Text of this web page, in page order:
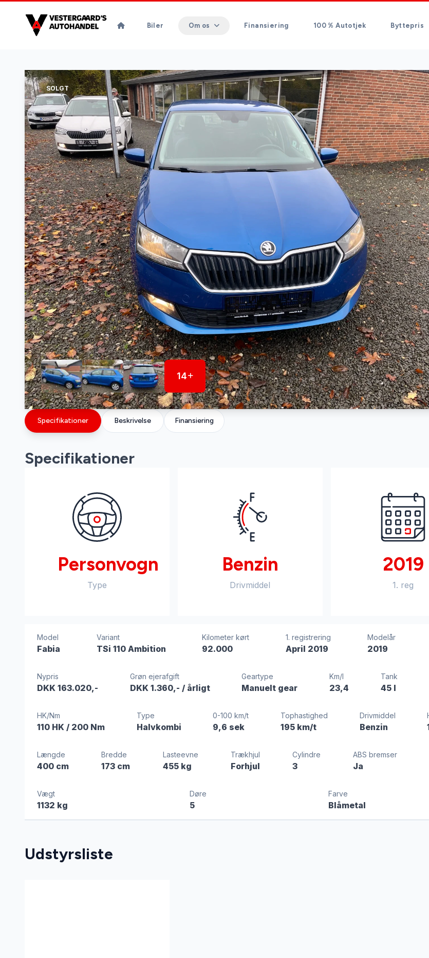
Biler Om os Finansiering 100 % Autotjek Byttepris
SOLGT
14
Specifikationer Beskrivelse Finansiering
Specifikationer
Personvogn
Type
Benzin
Drivmiddel
2019
1. reg
Model
Fabia
Variant
TSi 110 Ambition
Kilometer kørt
92.000
1. registrering
April 2019
Modelår
2019
Nypris
DKK 163.020,-
Grøn ejerafgift
DKK 1.360,- / årligt
Geartype
Manuelt gear
Km/l
23,4
Tank
45 l
HK/Nm
110 HK / 200 Nm
Type
Halvkombi
0-100 km/t
9,6 sek
Tophastighed
195 km/t
Drivmiddel
Benzin
Længde
400 cm
Bredde
173 cm
Lasteevne
455 kg
Trækhjul
Forhjul
Cylindre
3
ABS bremser
Ja
Vægt
1132 kg
Døre
5
Farve
Blåmetal
Udstyrsliste